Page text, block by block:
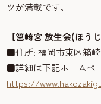
ツが満載です。
【筥崎宮 放生会(ほう
■住所: 福岡市東区箱崎
■詳細は下記ホームペ
https://